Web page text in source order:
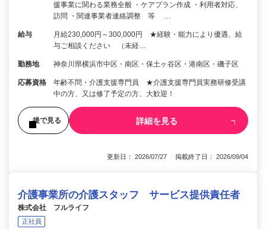
援事業に関わる業務全般 ・ケアプラン作成 ・利用者対応、
訪問 ・関連事業者連絡調整 等 …
給与
月給230,000円～300,000円 ★経験・能力により優遇、給
与ご相談ください （未経…
勤務地 神奈川県横浜市中区・南区・保土ヶ谷区・港南区・磯子区
応募資格
年齢不問・介護支援専門員 ★介護支援専門員実務研修受講
中の方、又は修了予定の方、大歓迎！
後で見る 詳細を見る
更新日： 2026/07/27 掲載終了日： 2026/09/04
介護事業所の介護スタッフ サービス提供責任者
株式会社 フルライフ
正社員